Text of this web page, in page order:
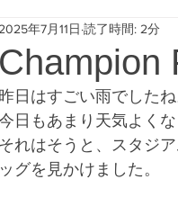
#yokohamafreeway #
Champion
2025年7月11日 読了時間: 2分
昨日はすごい雨でした
日もあまり天気よく
それはそうと、スタジ
ッグを見かけました。